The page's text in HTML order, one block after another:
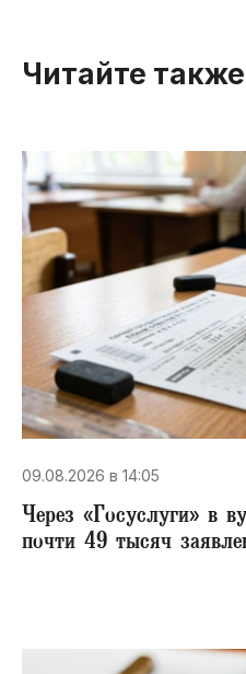
Читайте также
09.08.2026 в 14:05
Через «Госуслуги» в
почти 49 тысяч